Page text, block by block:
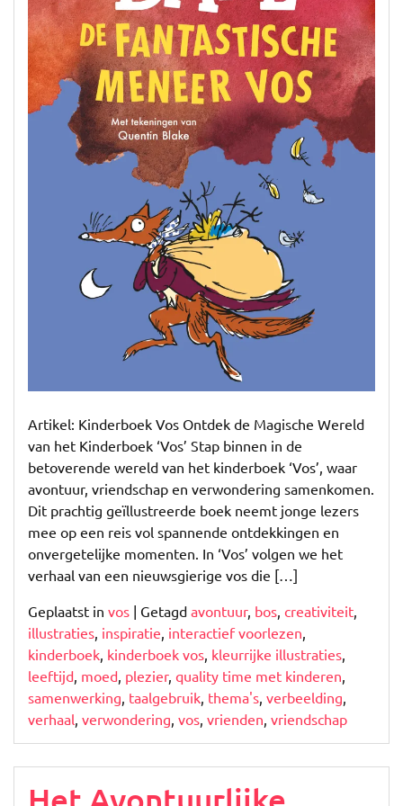
Artikel: Kinderboek Vos Ontdek de Magische Wereld
van het Kinderboek ‘Vos’ Stap binnen in de
betoverende wereld van het kinderboek ‘Vos’, waar
avontuur, vriendschap en verwondering samenkomen.
Dit prachtig geïllustreerde boek neemt jonge lezers
mee op een reis vol spannende ontdekkingen en
onvergetelijke momenten. In ‘Vos’ volgen we het
verhaal van een nieuwsgierige vos die […]
Geplaatst in vos | Getagd avontuur, bos, creativiteit,
illustraties, inspiratie, interactief voorlezen,
kinderboek, kinderboek vos, kleurrijke illustraties,
leeftijd, moed, plezier, quality time met kinderen,
samenwerking, taalgebruik, thema's, verbeelding,
verhaal, verwondering, vos, vrienden, vriendschap